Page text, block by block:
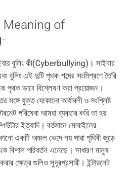
| Meaning of
বুলিং কী(Cyberbullying)। সাইবার
বুলিং এই দুটি পৃথক শব্দের সংমিশ্রণে তৈরি
পৃথক ভাবে বিশ্লেষণ করা প্রয়োজন।
সঙ্গে যুক্ত যেকোনো কার্যাবলী ও সংশ্লিষ্ট
পরিষেবা আমরা ব্যবহার করি তা হয়
ইত্যাদি। বর্তমানে মোবাইলের
একটি অঞ্চল ভেদে নয় সারা পৃথিবী জুড়ে
পরিবর্তন এনেছে। সাধারণ মানুষ
ক্ষেত্র গুলিও সুদূরপ্রসারী। ইন্টারনেট